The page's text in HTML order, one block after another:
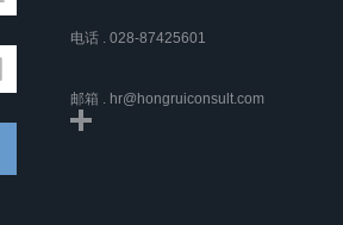
电话 . 028-87425601
邮箱 . hr@hongruiconsult.com